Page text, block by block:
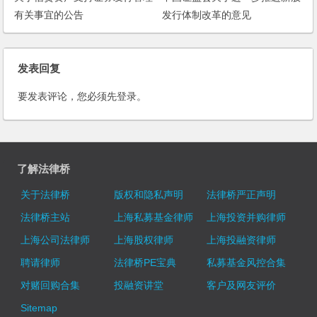
有关事宜的公告
发行体制改革的意见
发表回复
要发表评论，您必须先登录。
了解法律桥
关于法律桥 版权和隐私声明
法律桥严正声明
法律桥主站
上海私募基金律师
上海投资并购律师
上海公司法律师
上海股权律师
上海投融资律师
聘请律师
法律桥PE宝典
私募基金风控合集
对赌回购合集
投融资讲堂
客户及网友评价
Sitemap